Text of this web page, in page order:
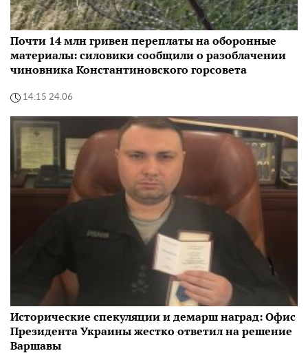
Почти 14 млн гривен переплаты на оборонные
материалы: силовики сообщили о разоблачении
чиновника Константиновского горсовета
14:15 24.06
Исторические спекуляции и демарш наград: Офис
Президента Украины жестко ответил на решение
Варшавы